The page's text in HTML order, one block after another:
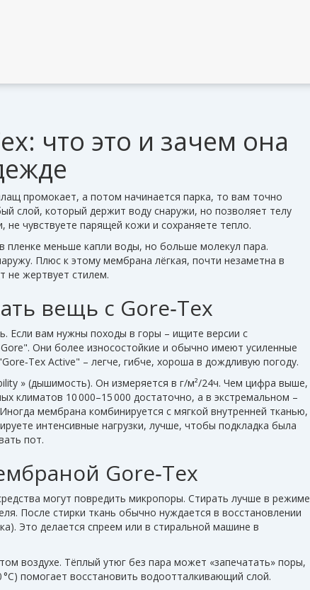
что это и зачем она
промокает, а потом начинается парка, то вам точно
слой, который держит воду снаружи, но позволяет телу
не чувствуете парящей кожи и сохраняете тепло.
пленке меньше капли воды, но больше молекул пара.
Плюс к этому мембрана лёгкая, почти незаметна в
не жертвует стилем.
вещь с Gore‑Tex
Если вам нужны походы в горы – ищите версии с
Они более износостойкие и обычно имеют усиленные
Active" – легче, гибче, хороша в дождливую погоду.
» (дышимость). Он измеряется в г/м²/24ч. Чем цифра выше,
климатов 10 000–15 000 достаточно, а в экстремальном –
мембрана комбинируется с мягкой внутренней тканью,
интенсивные нагрузки, лучше, чтобы подкладка была
пот.
Gore‑Tex
могут повредить микропоры. Стирать лучше в режиме
После стирки ткань обычно нуждается в восстановлении
Это делается спреем или в стиральной машине в
воздухе. Тёплый утюг без пара может «запечатать» поры,
помогает восстановить водоотталкивающий слой.